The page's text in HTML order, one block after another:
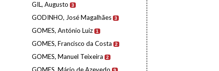
GIL, Augusto 3
GODINHO, José Magalhães 3
GOMES, António Luiz 1
GOMES, Francisco da Costa 2
GOMES, Manuel Teixeira 2